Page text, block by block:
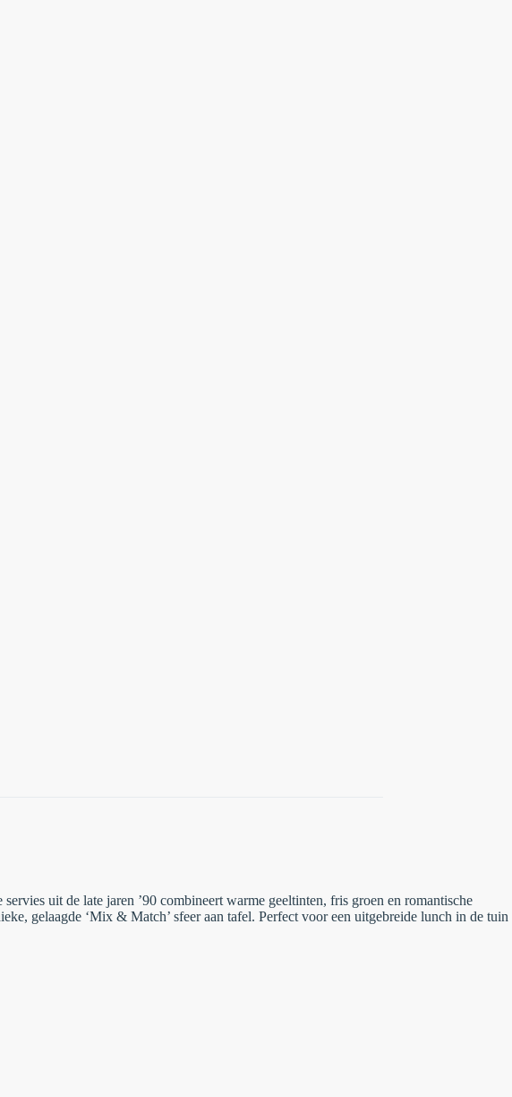
uit de late jaren ’90 combineert warme geeltinten, fris groen en romantische
gelaagde ‘Mix & Match’ sfeer aan tafel. Perfect voor een uitgebreide lunch in de tuin